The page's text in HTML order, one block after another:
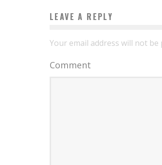
LEAVE A REPLY
Your email address will not be
Comment